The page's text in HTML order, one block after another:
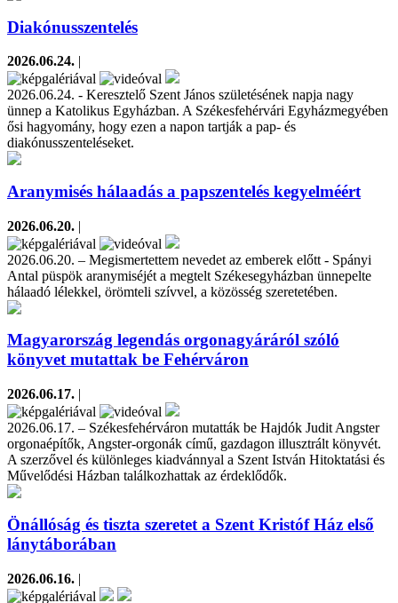
Diakónusszentelés
2026.06.24. |
2026.06.24. - Keresztelő Szent János születésének napja nagy
ünnep a Katolikus Egyházban. A Székesfehérvári Egyházmegyében
ősi hagyomány, hogy ezen a napon tartják a pap- és
diakónusszenteléseket.
Aranymisés hálaadás a papszentelés kegyelméért
2026.06.20. |
2026.06.20. – Megismertettem nevedet az emberek előtt - Spányi
Antal püspök aranymiséjét a megtelt Székesegyházban ünnepelte
hálaadó lélekkel, örömteli szívvel, a közösség szeretetében.
Magyarország legendás orgonagyáráról szóló
könyvet mutattak be Fehérváron
2026.06.17. |
2026.06.17. – Székesfehérváron mutatták be Hajdók Judit Angster
orgonaépítők, Angster-orgonák című, gazdagon illusztrált könyvét.
A szerzővel és különleges kiadvánnyal a Szent István Hitoktatási és
Művelődési Házban találkozhattak az érdeklődők.
Önállóság és tiszta szeretet a Szent Kristóf Ház első
lánytáborában
2026.06.16. |